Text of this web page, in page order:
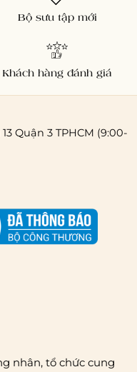
Bộ sưu tập mới
Khách hàng đánh giá
Quận 3 TPHCM (9:00-
nhân, tổ chức cung